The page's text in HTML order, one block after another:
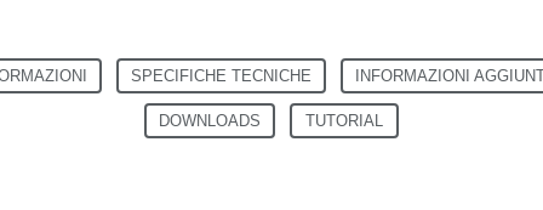
SPECIFICHE TECNICHE INFORMAZIONI
DOWNLOADS TUTORIAL